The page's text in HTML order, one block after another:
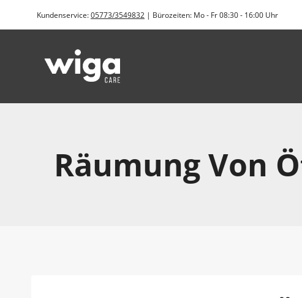
Kundenservice:05773/3549832 | Bürozeiten: Mo - Fr 08:30 - 16:00 Uhr
Räumung Von